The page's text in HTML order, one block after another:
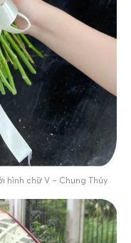
hình chữ V – Chung Thủy